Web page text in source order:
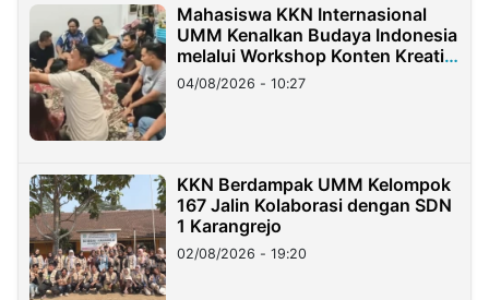
Mahasiswa KKN Internasional
UMM Kenalkan Budaya Indonesia
melalui Workshop Konten Kreatif
di Taiwan
04/08/2026 - 10:27
KKN Berdampak UMM Kelompok
167 Jalin Kolaborasi dengan SDN
1 Karangrejo
02/08/2026 - 19:20